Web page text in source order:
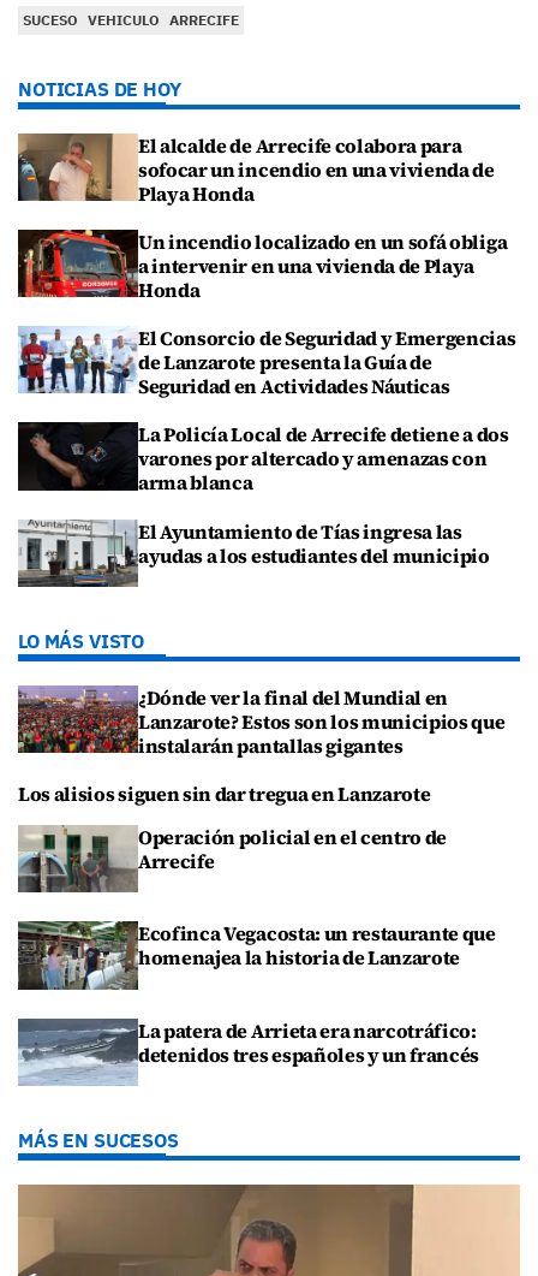
SUCESO VEHICULO ARRECIFE
NOTICIAS DE HOY
El alcalde de Arrecife colabora para
sofocar un incendio en una vivienda de
Playa Honda
Un incendio localizado en un sofá obliga
a intervenir en una vivienda de Playa
Honda
El Consorcio de Seguridad y Emergencias
de Lanzarote presenta la Guía de
Seguridad en Actividades Náuticas
La Policía Local de Arrecife detiene a dos
varones por altercado y amenazas con
arma blanca
El Ayuntamiento de Tías ingresa las
ayudas a los estudiantes del municipio
LO MÁS VISTO
¿Dónde ver la final del Mundial en
Lanzarote? Estos son los municipios que
instalarán pantallas gigantes
Los alisios siguen sin dar tregua en Lanzarote
Operación policial en el centro de
Arrecife
Ecofinca Vegacosta: un restaurante que
homenajea la historia de Lanzarote
La patera de Arrieta era narcotráfico:
detenidos tres españoles y un francés
MÁS EN SUCESOS